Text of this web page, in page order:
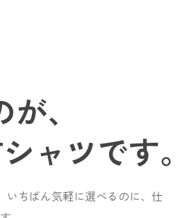
、
ャツです。
いちばん気軽に選べるのに、仕